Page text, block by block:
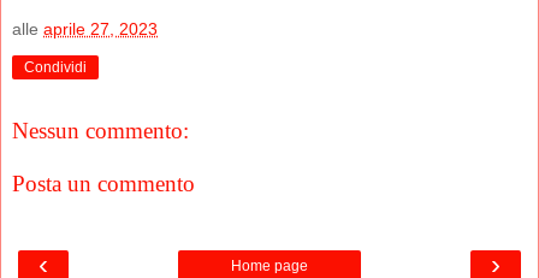
alle aprile 27, 2023
Condividi
Nessun commento:
Posta un commento
‹ ›
Home page